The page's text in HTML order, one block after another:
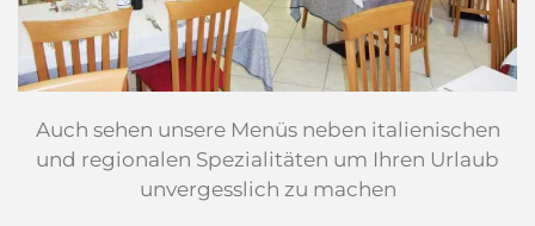
Auch sehen unsere Menüs neben italienischen
und regionalen Spezialitäten um Ihren Urlaub
unvergesslich zu machen